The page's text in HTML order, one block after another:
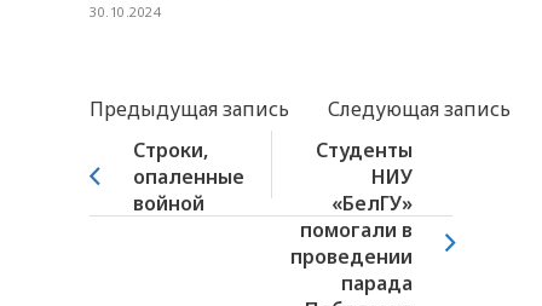
30.10.2024
Предыдущая запись
Следующая запись
Строки,
опаленные
войной
Студенты
НИУ
«БелГУ»
помогали в
проведении
парада